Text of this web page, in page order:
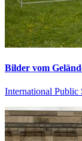
Bilder vom
International Public